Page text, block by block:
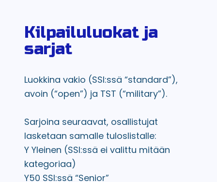
Kilpailuluokat ja
sarjat
Luokkina vakio (SSI:ssä “standard”),
avoin (“open”) ja TST (“military”).
Sarjoina seuraavat, osallistujat
lasketaan samalle tuloslistalle:
Y Yleinen (SSI:ssä ei valittu mitään
kategoriaa)
Y50 SSI:ssä “Senior”